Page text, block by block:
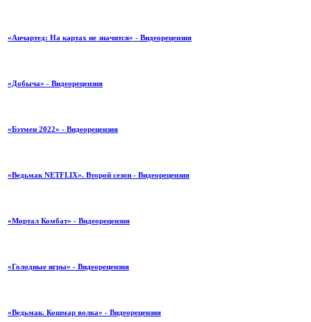
«Анчартед: На картах не значится» - Видеорецензия
«Добыча» - Видеорецензия
«Бэтмен 2022» - Видеорецензия
«Ведьмак NETFLIX». Второй сезон - Видеорецензия
«Мортал Комбат» - Видеорецензия
«Голодные игры» - Видеорецензия
«Ведьмак. Кошмар волка» - Видеорецензия